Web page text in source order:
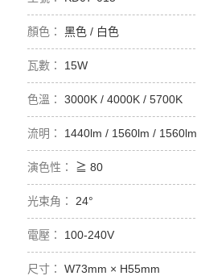
黑色 / 白色
15W
3000K / 4000K / 5700K
1440lm / 1560lm / 1560lm
≧ 80
24°
100-240V
W73mm × H55mm